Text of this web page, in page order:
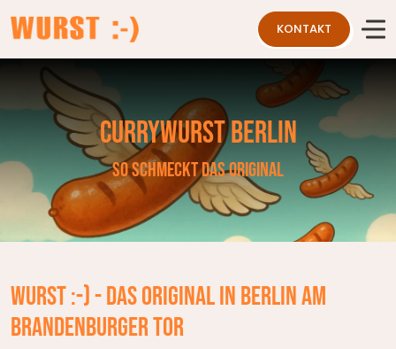
KONTAKT
Currywurst Berlin
SO SCHMECKT DAS ORIGINAL
WURST :-) - das Original in Berlin am
Brandenburger Tor